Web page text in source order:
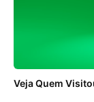
Veja Quem